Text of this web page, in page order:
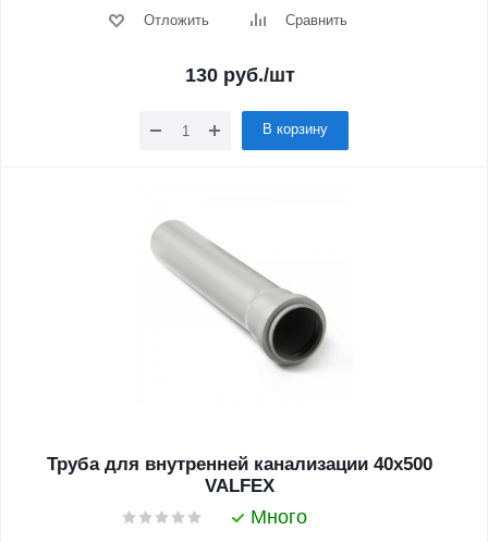
Отложить Сравнить
130 руб./шт
В корзину
Труба для внутренней канализации 40x500
VALFEX
Много